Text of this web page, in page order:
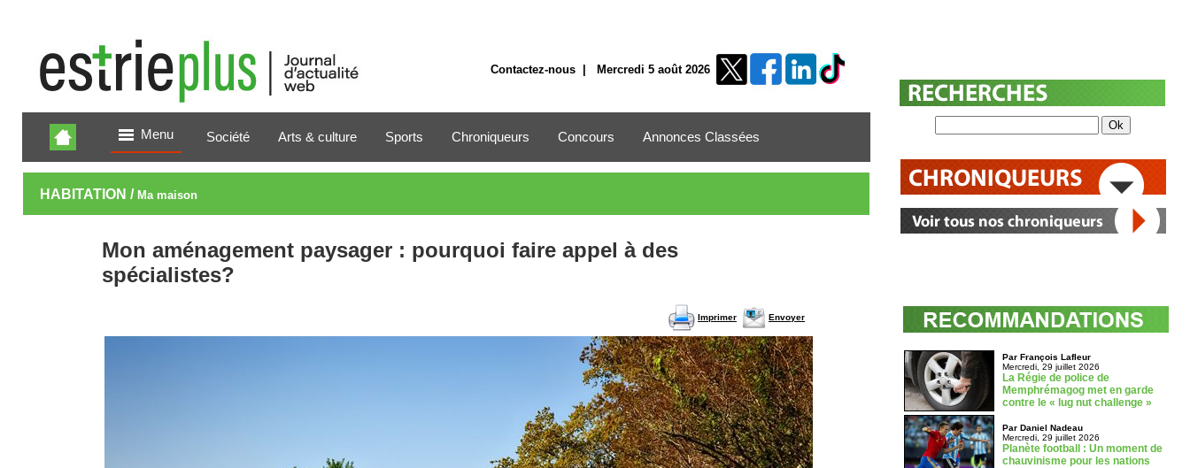
Contactez-nous| Mercredi 5 août 2026
Menu Société Arts & culture Sports Chroniqueurs Concours Annonces Classées
HABITATION / Ma maison
Mon aménagement paysager : pourquoi faire appel à des
spécialistes?
Imprimer Envoyer
Par François Lafleur
Mercredi, 29 juillet 2026
La Régie de police de
Memphrémagog met en garde
contre le « lug nut challenge »
Par Daniel Nadeau
Mercredi, 29 juillet 2026
Planète football : Un moment de
chauvinisme pour les nations